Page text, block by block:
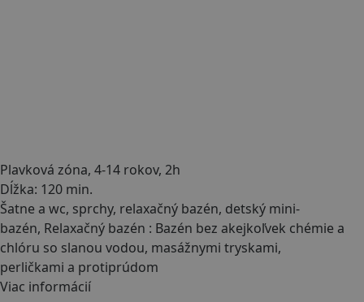
Plavková zóna, 4-14 rokov, 2h
Dĺžka: 120 min.
Šatne a wc, sprchy, relaxačný bazén, detský mini-
bazén, Relaxačný bazén : Bazén bez akejkoľvek chémie a
chlóru so slanou vodou, masážnymi tryskami,
perličkami a protiprúdom
Viac informácií